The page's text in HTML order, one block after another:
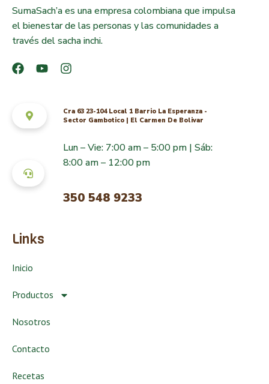
SumaSach’a es una empresa colombiana que impulsa
el bienestar de las personas y las comunidades a
través del sacha inchi.
Cra 63 23-104 Local 1 Barrio La Esperanza -
Sector Gambotico | El Carmen De Bolivar
Lun – Vie: 7:00 am – 5:00 pm | Sáb:
8:00 am – 12:00 pm
350 548 9233
Links
Inicio
Productos
Nosotros
Contacto
Recetas